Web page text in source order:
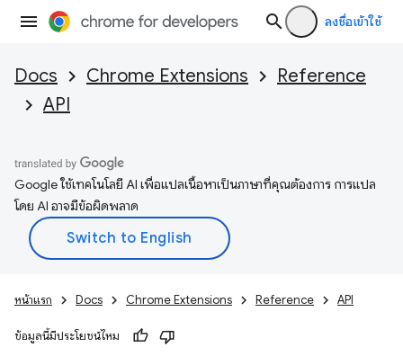
ลงชื่อเข้าใช้
Docs Chrome Extensions
Reference
API
Google ใช้เทคโนโลยี AI เพื่อแปลเนื้อหาเป็นภาษาที่คุณต้องการ การแปล
โดย AI อาจมีข้อผิดพลาด
หน้าแรก Docs Chrome Extensions Reference API
ข้อมูลนี้มีประโยชน์ไหม